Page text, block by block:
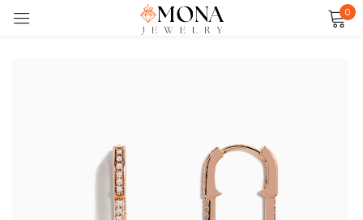
0
Ghi nhớ Quên mật khẩu?